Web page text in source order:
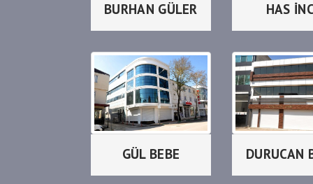
BURHAN GÜLER HAS
GÜL BEBE DURUCAN